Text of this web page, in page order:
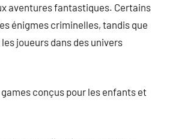
aventures fantastiques. Certains
énigmes criminelles, tandis que
joueurs dans des univers
conçus pour les enfants et